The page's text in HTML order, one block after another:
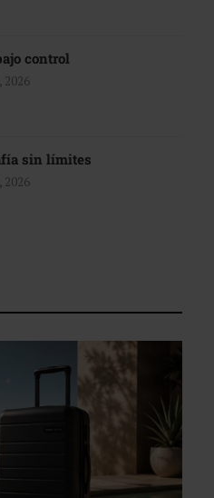
control
2026
sin límites
2026